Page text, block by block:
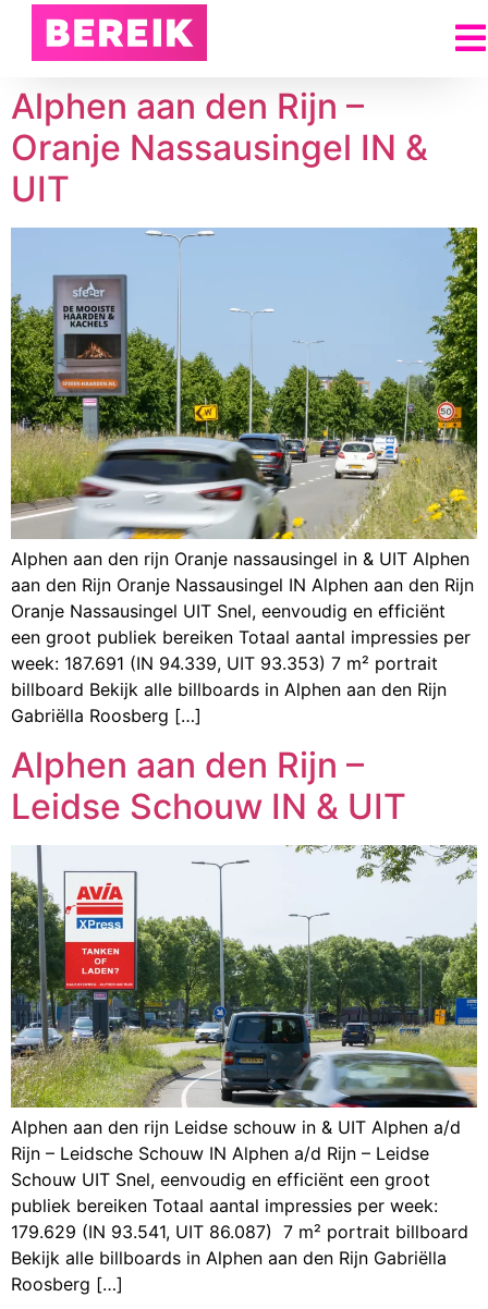
Alphen aan den Rijn –
Oranje Nassausingel IN &
UIT
Alphen aan den rijn Oranje nassausingel in & UIT Alphen
aan den Rijn Oranje Nassausingel IN Alphen aan den Rijn
Oranje Nassausingel UIT Snel, eenvoudig en efficiënt
een groot publiek bereiken Totaal aantal impressies per
week: 187.691 (IN 94.339, UIT 93.353) 7 m² portrait
billboard Bekijk alle billboards in Alphen aan den Rijn
Gabriëlla Roosberg […]
Alphen aan den Rijn –
Leidse Schouw IN & UIT
Alphen aan den rijn Leidse schouw in & UIT Alphen a/d
Rijn – Leidsche Schouw IN Alphen a/d Rijn – Leidse
Schouw UIT Snel, eenvoudig en efficiënt een groot
publiek bereiken Totaal aantal impressies per week:
179.629 (IN 93.541, UIT 86.087) 7 m² portrait billboard
Bekijk alle billboards in Alphen aan den Rijn Gabriëlla
Roosberg […]